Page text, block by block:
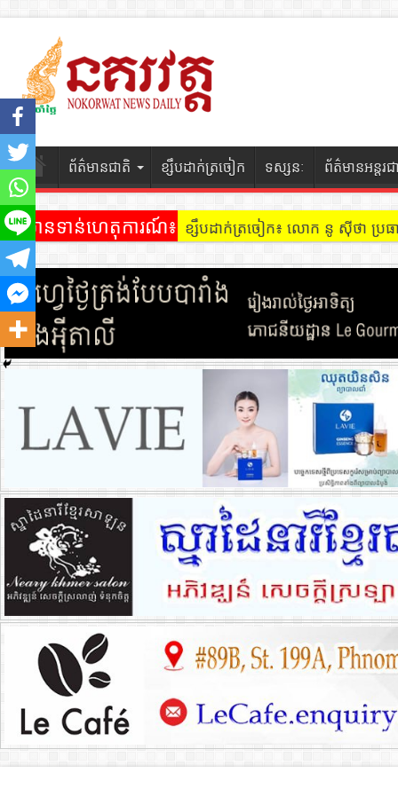
ព័ត៌មានជាតិ ខ្សឹបដាក់ត្រចៀក ទស្សនៈ ព័ត៌មានអន្តរជ
ព័ត៌មានទាន់ហេតុការណ៍៖ ខ្សឹបដាក់ត្រចៀក ៖ អគារ Sky 31